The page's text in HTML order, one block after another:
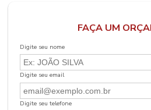
FAÇA UM
Digite seu nome
Digite seu email
Digite seu telefone